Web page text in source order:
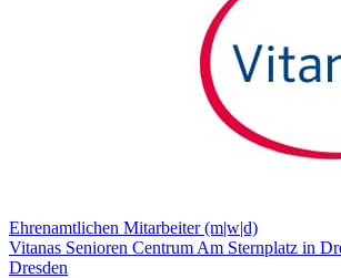
Ehrenamtlichen Mitarbeiter (m|w|d)
Vitanas Senioren Centrum Am Sternplatz in
Dresden